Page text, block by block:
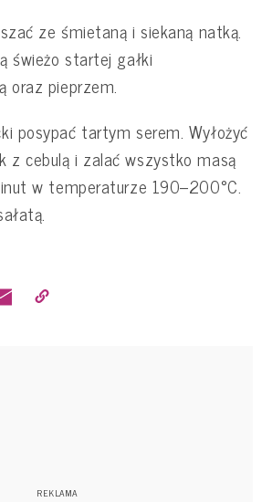
ze śmietaną i siekaną natką.
świeżo startej gałki
oraz pieprzem.
posypać tartym serem. Wyłożyć
z cebulą i zalać wszystko masą
w temperaturze 190–200°C.